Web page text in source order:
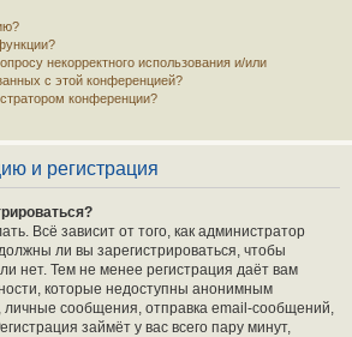
некорректного использования и/или
с этой конференцией?
конференции?
и регистрация
Всё зависит от того, как администратор
ли вы зарегистрироваться, чтобы
нет. Тем не менее регистрация даёт вам
которые недоступны анонимным
личные сообщения, отправка email-сообщений,
займёт у вас всего пару минут,